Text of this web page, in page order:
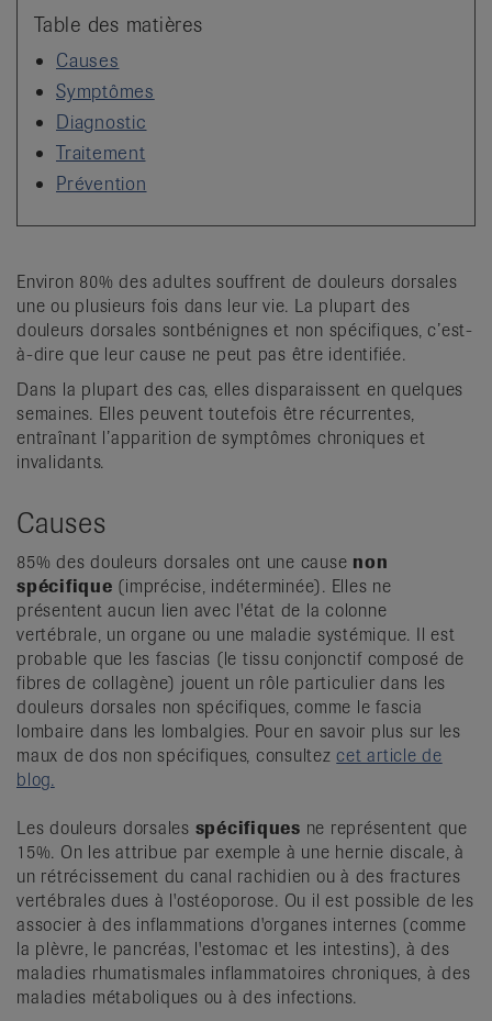
Table des matières
Causes
Symptômes
Diagnostic
Traitement
Prévention
Environ 80% des adultes souffrent de douleurs dorsales
une ou plusieurs fois dans leur vie. La plupart des
douleurs dorsales sontbénignes et non spécifiques, c’est-
à-dire que leur cause ne peut pas être identifiée.
Dans la plupart des cas, elles disparaissent en quelques
semaines. Elles peuvent toutefois être récurrentes,
entraînant l’apparition de symptômes chroniques et
invalidants.
Causes
85% des douleurs dorsales ont une cause non
spécifique (imprécise, indéterminée). Elles ne
présentent aucun lien avec l'état de la colonne
vertébrale, un organe ou une maladie systémique. Il est
probable que les fascias (le tissu conjonctif composé de
fibres de collagène) jouent un rôle particulier dans les
douleurs dorsales non spécifiques, comme le fascia
lombaire dans les lombalgies. Pour en savoir plus sur les
maux de dos non spécifiques, consultezcet article de
blog.
Les douleurs dorsales spécifiques ne représentent que
15%. On les attribue par exemple à une hernie discale, à
un rétrécissement du canal rachidien ou à des fractures
vertébrales dues à l'ostéoporose. Ou il est possible de les
associer à des inflammations d'organes internes (comme
la plèvre, le pancréas, l'estomac et les intestins), à des
maladies rhumatismales inflammatoires chroniques, à des
maladies métaboliques ou à des infections.